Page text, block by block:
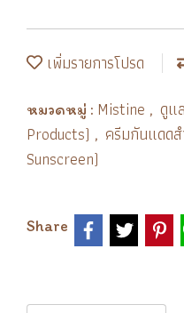
เพิ่มรายการโปรด
หมวดหมู่ : Mistine , ดูแ
Products) , ครีมกันแดด
Sunscreen)
Share